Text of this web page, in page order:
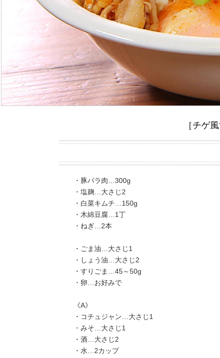
［チゲ
・豚バラ肉…300g
・塩麹…大さじ2
・白菜キムチ…150g
・木綿豆腐…1丁
・ねぎ…2本
・ごま油…大さじ1
・しょう油…大さじ2
・すりごま…45～50g
・卵…お好みで
《A》
・コチュジャン…大さじ1
・みそ…大さじ1
・酒…大さじ2
・水…2カップ